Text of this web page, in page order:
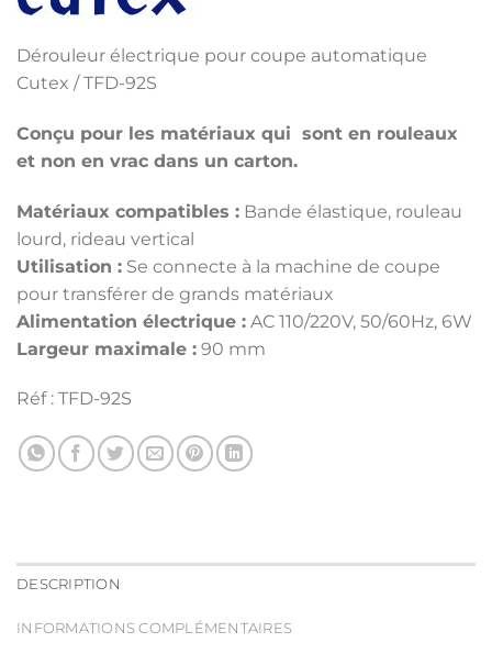
Dérouleur électrique pour coupe automatique
Cutex / TFD-92S
Conçu pour les matériaux qui sont en rouleaux
et non en vrac dans un carton.
Matériaux compatibles : Bande élastique, rouleau
lourd, rideau vertical
Utilisation : Se connecte à la machine de coupe
pour transférer de grands matériaux
Alimentation électrique : AC 110/220V, 50/60Hz, 6W
Largeur maximale : 90 mm
Réf : TFD-92S
DESCRIPTION
INFORMATIONS COMPLÉMENTAIRES